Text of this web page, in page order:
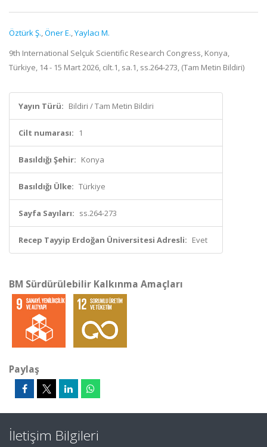
Öztürk Ş.,Öner E.,Yaylacı M.
9th International Selçuk Scientific Research Congress, Konya,
Türkiye, 14 - 15 Mart 2026, cilt.1, sa.1, ss.264-273, (Tam Metin Bildiri)
Yayın Türü: Bildiri / Tam Metin Bildiri
Cilt numarası: 1
Basıldığı Şehir: Konya
Basıldığı Ülke: Türkiye
Sayfa Sayıları: ss.264-273
Recep Tayyip Erdoğan Üniversitesi Adresli: Evet
BM Sürdürülebilir Kalkınma Amaçları
Paylaş
İletişim Bilgileri